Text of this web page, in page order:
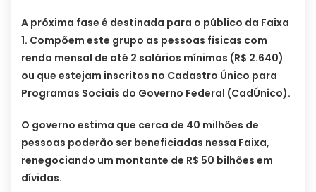
A próxima fase é destinada para o público da Faixa
1. Compõem este grupo as pessoas físicas com
renda mensal de até 2 salários mínimos (R$ 2.640)
ou que estejam inscritos no Cadastro Único para
Programas Sociais do Governo Federal (CadÚnico).
O governo estima que cerca de 40 milhões de
pessoas poderão ser beneficiadas nessa Faixa,
renegociando um montante de R$ 50 bilhões em
dívidas.